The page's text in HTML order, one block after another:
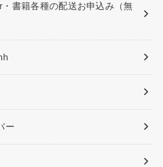
・書籍各種の配送お申込み（無
ー